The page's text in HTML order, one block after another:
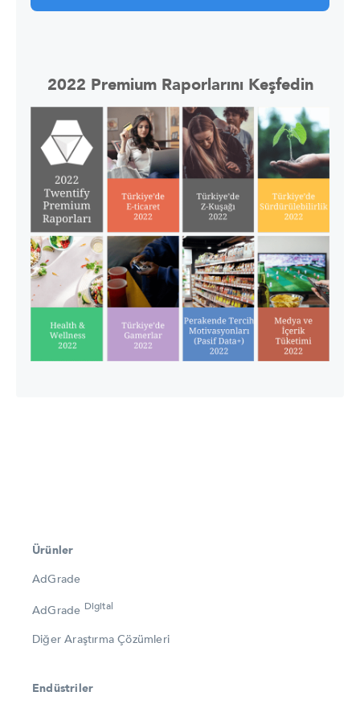
2022 Premium Raporlarını Keşfedin
Ürünler
AdGrade
AdGrade Digital
Diğer Araştırma Çözümleri
Endüstriler